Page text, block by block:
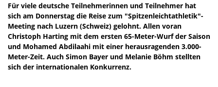
Für viele deutsche Teilnehmerinnen und Teilnehmer hat
sich am Donnerstag die Reise zum "Spitzenleichtathletik"-
Meeting nach Luzern (Schweiz) gelohnt. Allen voran
Christoph Harting mit dem ersten 65-Meter-Wurf der Saison
und Mohamed Abdilaahi mit einer herausragenden 3.000-
Meter-Zeit. Auch Simon Bayer und Melanie Böhm stellten
sich der internationalen Konkurrenz.